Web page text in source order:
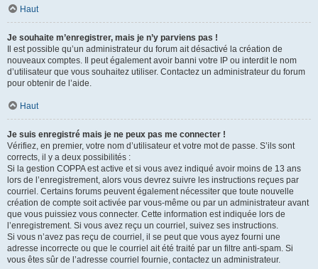
Haut
Je souhaite m’enregistrer, mais je n’y parviens pas !
Il est possible qu’un administrateur du forum ait désactivé la création de
nouveaux comptes. Il peut également avoir banni votre IP ou interdit le nom
d’utilisateur que vous souhaitez utiliser. Contactez un administrateur du forum
pour obtenir de l’aide.
Haut
Je suis enregistré mais je ne peux pas me connecter !
Vérifiez, en premier, votre nom d’utilisateur et votre mot de passe. S’ils sont
corrects, il y a deux possibilités :
Si la gestion COPPA est active et si vous avez indiqué avoir moins de 13 ans
lors de l’enregistrement, alors vous devrez suivre les instructions reçues par
courriel. Certains forums peuvent également nécessiter que toute nouvelle
création de compte soit activée par vous-même ou par un administrateur avant
que vous puissiez vous connecter. Cette information est indiquée lors de
l’enregistrement. Si vous avez reçu un courriel, suivez ses instructions.
Si vous n’avez pas reçu de courriel, il se peut que vous ayez fourni une
adresse incorrecte ou que le courriel ait été traité par un filtre anti-spam. Si
vous êtes sûr de l’adresse courriel fournie, contactez un administrateur.